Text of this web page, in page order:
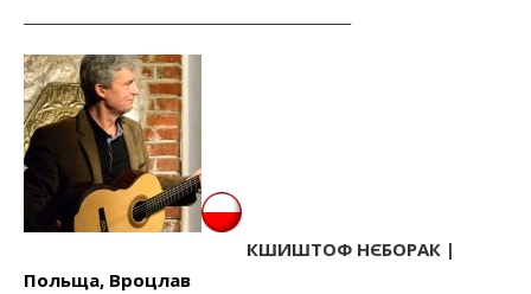
КШИШТОФ НЄБОРАК |
Польща, Вроцлав